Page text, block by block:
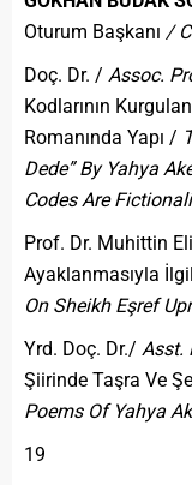
Oturum Başkanı /
Doç. Dr. / Assoc.
Kodlarının
Romanında Yapı /
Dede” By Yahya
Codes Are
Prof. Dr. Muhittin
Ayaklanmasıyla
On Sheikh Eşref
Yrd. Doç. Dr./ Asst.
Şiirinde Taşra Ve
Poems Of Yahya
19